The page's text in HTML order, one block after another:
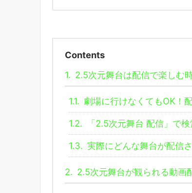
Contents
1. 2.5次元舞台は配信で楽しむ
1.1. 劇場に行けなくてもOK！
1.2. 「2.5次元舞台 配信」で
1.3. 実際にどんな舞台が配信
2. 2.5次元舞台が観られる動画